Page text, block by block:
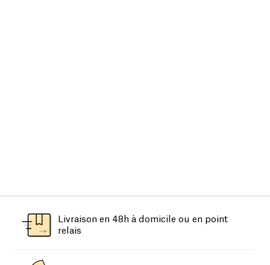
Livraison en 48h à domicile ou en point
relais